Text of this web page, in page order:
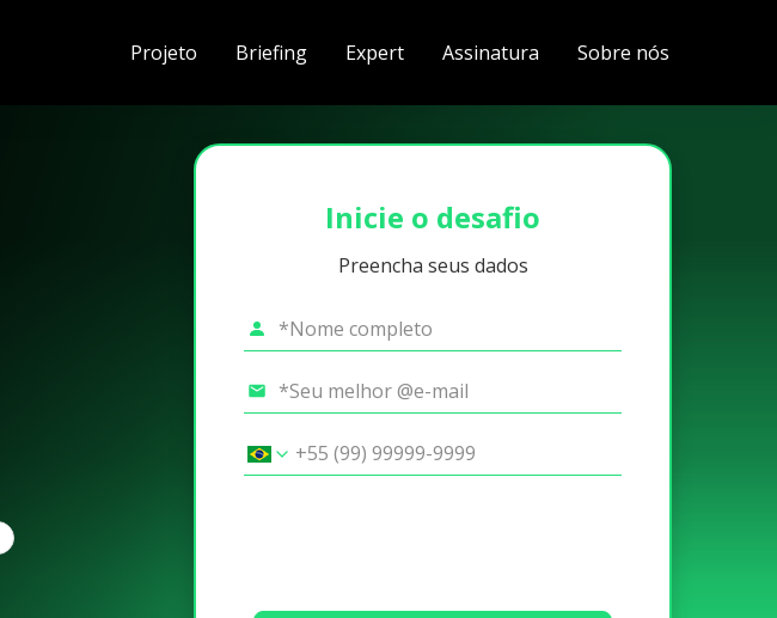
Projeto Briefing Expert Assinatura Sobre nós
Inicie o desafio
Preencha seus dados